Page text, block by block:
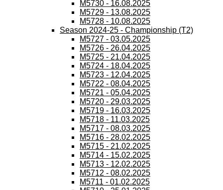
M5730 - 16.08.2025
M5729 - 13.08.2025
M5728 - 10.08.2025
Season 2024-25 - Championship (T2)
M5727 - 03.05.2025
M5726 - 26.04.2025
M5725 - 21.04.2025
M5724 - 18.04.2025
M5723 - 12.04.2025
M5722 - 08.04.2025
M5721 - 05.04.2025
M5720 - 29.03.2025
M5719 - 16.03.2025
M5718 - 11.03.2025
M5717 - 08.03.2025
M5716 - 28.02.2025
M5715 - 21.02.2025
M5714 - 15.02.2025
M5713 - 12.02.2025
M5712 - 08.02.2025
M5711 - 01.02.2025